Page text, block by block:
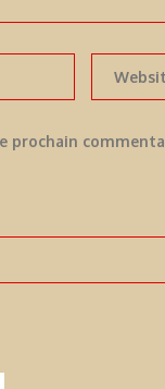
prochain